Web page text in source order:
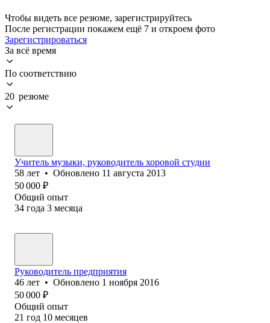
Чтобы видеть все резюме, зарегистрируйтесь
После регистрации покажем ещё 7 и откроем фото
Зарегистрироваться
За всё время
По соответствию
20 резюме
Учитель музыки, руководитель хоровой студии
58 лет • Обновлено 11 августа 2013
50 000 ₽
Общий опыт
34 года 3 месяца
Руководитель предприятия
46 лет • Обновлено 1 ноября 2016
50 000 ₽
Общий опыт
21 год 10 месяцев